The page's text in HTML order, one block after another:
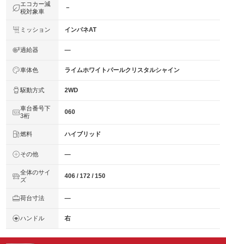
エコカー減
税対象車
－
ミッション インパネAT
過給器 ―
車体色 ライムホワイトパールクリスタルシャイン
駆動方式 2WD
車台番号下
3桁
060
燃料 ハイブリッド
その他 ―
全体のサイ
ズ
406 / 172 / 150
荷台寸法 ―
ハンドル 右